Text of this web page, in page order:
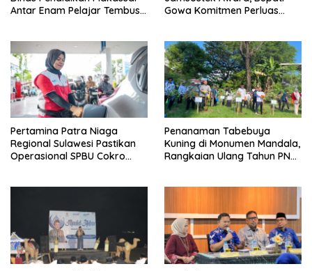
Antar Enam Pelajar Tembus
Gowa Komitmen Perluas
Pertamina Patra Niaga
Regional Sulawesi Pastikan
Operasional SPBU Cokro
Penanaman Tabebuya
Kuning di Monumen Mandala,
Rangkaian Ulang Tahun PNM